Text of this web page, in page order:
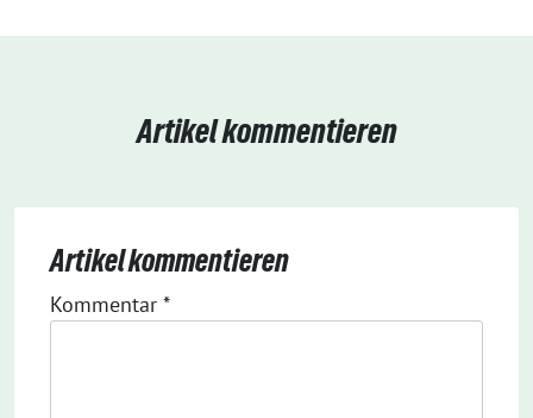
Artikel kommentieren
Artikel kommentieren
Kommentar *